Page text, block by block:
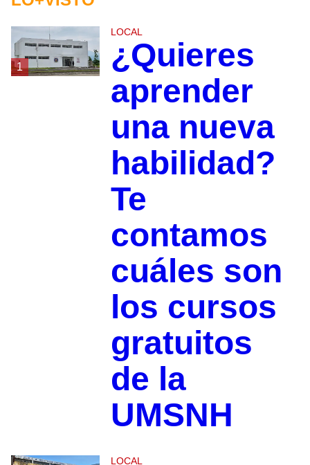
1
LOCAL
¿Quieres
aprender
una nueva
habilidad?
Te
contamos
cuáles son
los cursos
gratuitos
de la
UMSNH
LOCAL